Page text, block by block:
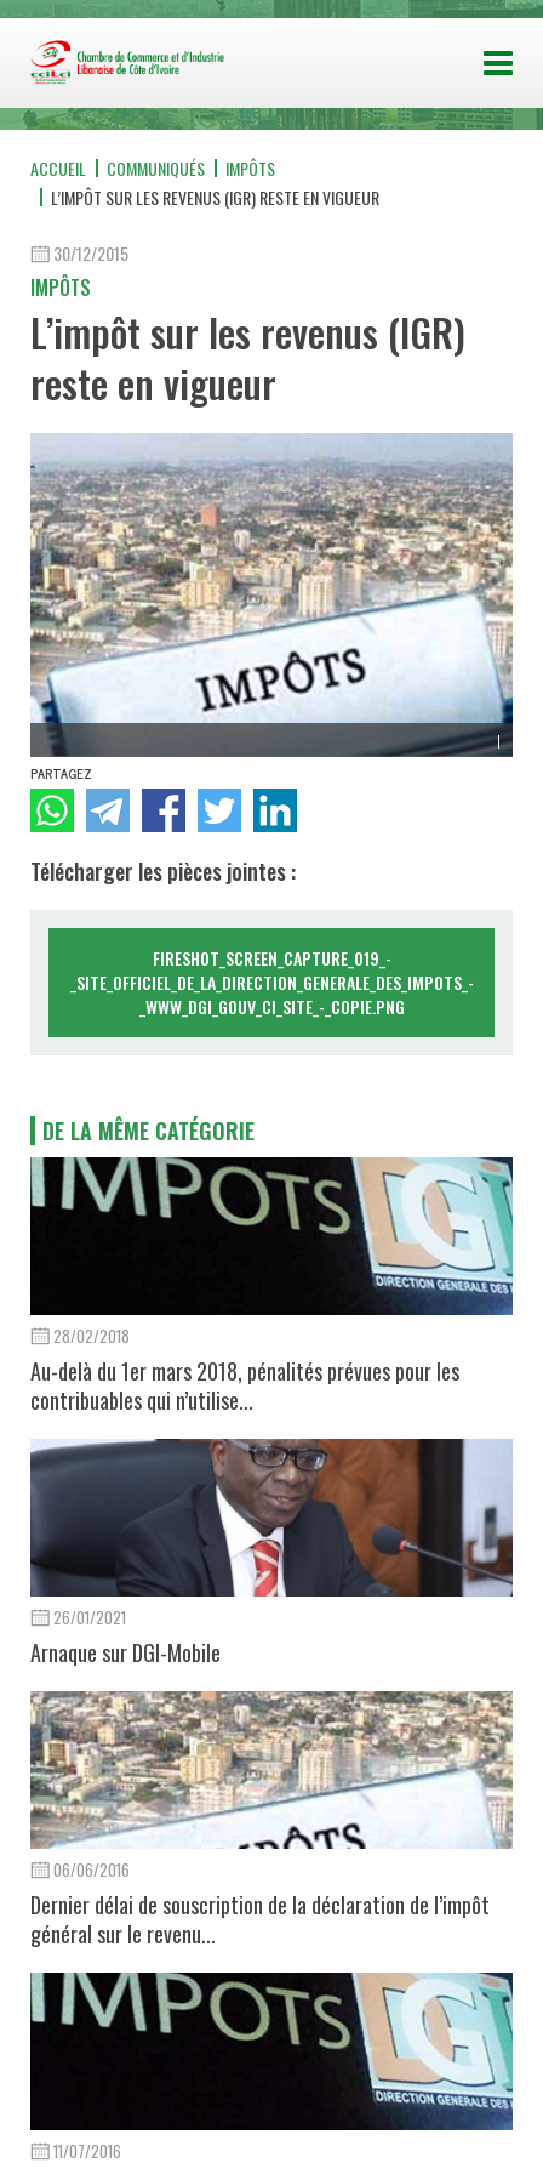
ACCUEIL COMMUNIQUÉS
IMPÔTS
L’IMPÔT SUR LES REVENUS (IGR) RESTE EN VIGUEUR
30/12/2015
IMPÔTS
L’impôt sur les revenus (IGR)
reste en vigueur
|
PARTAGEZ
Télécharger les pièces jointes :
FIRESHOT_SCREEN_CAPTURE_019_-
_SITE_OFFICIEL_DE_LA_DIRECTION_GENERALE_DES_IMPOTS_-
_WWW_DGI_GOUV_CI_SITE_-_COPIE.PNG
DE LA MÊME CATÉGORIE
28/02/2018
Au-delà du 1er mars 2018, pénalités prévues pour les
contribuables qui n’utilise...
26/01/2021
Arnaque sur DGI-Mobile
06/06/2016
Dernier délai de souscription de la déclaration de l’impôt
général sur le revenu...
11/07/2016